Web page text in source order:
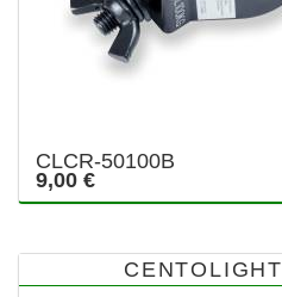
CLCR-50100B
9,00 €
CENTOLIGHT